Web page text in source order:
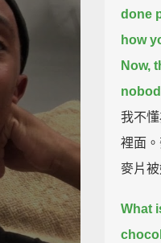
done
how
Now,
我不
裡面
麥片
What